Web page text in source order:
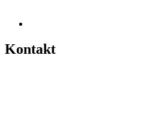
Kontakt